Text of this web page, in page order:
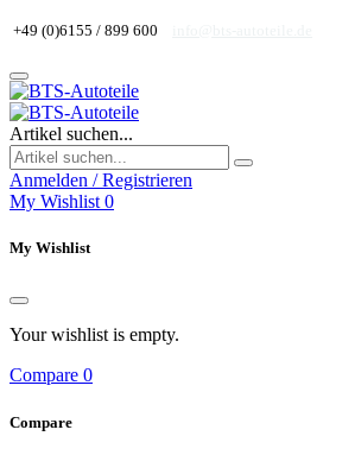
+49 (0)6155 / 899 600
Artikel suchen...
Anmelden / Registrieren
My Wishlist 0
My Wishlist
Your wishlist is empty.
Compare 0
Compare